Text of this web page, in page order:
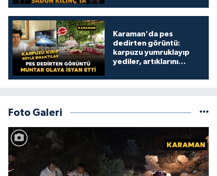
Karaman'da pes
dedirten görüntü:
karpuzu yumruklayıp
yediler, artıklarını
Foto Galeri